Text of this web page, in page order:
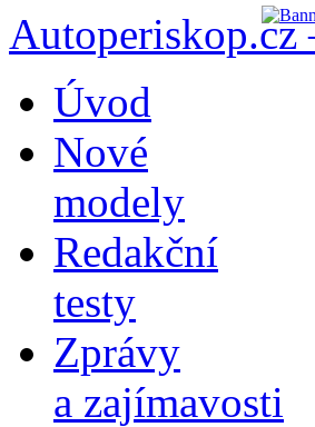
Autoperiskop.cz
obsahu
webu
Úvod
Nové
modely
Redakční
testy
Zprávy
a zajímavosti